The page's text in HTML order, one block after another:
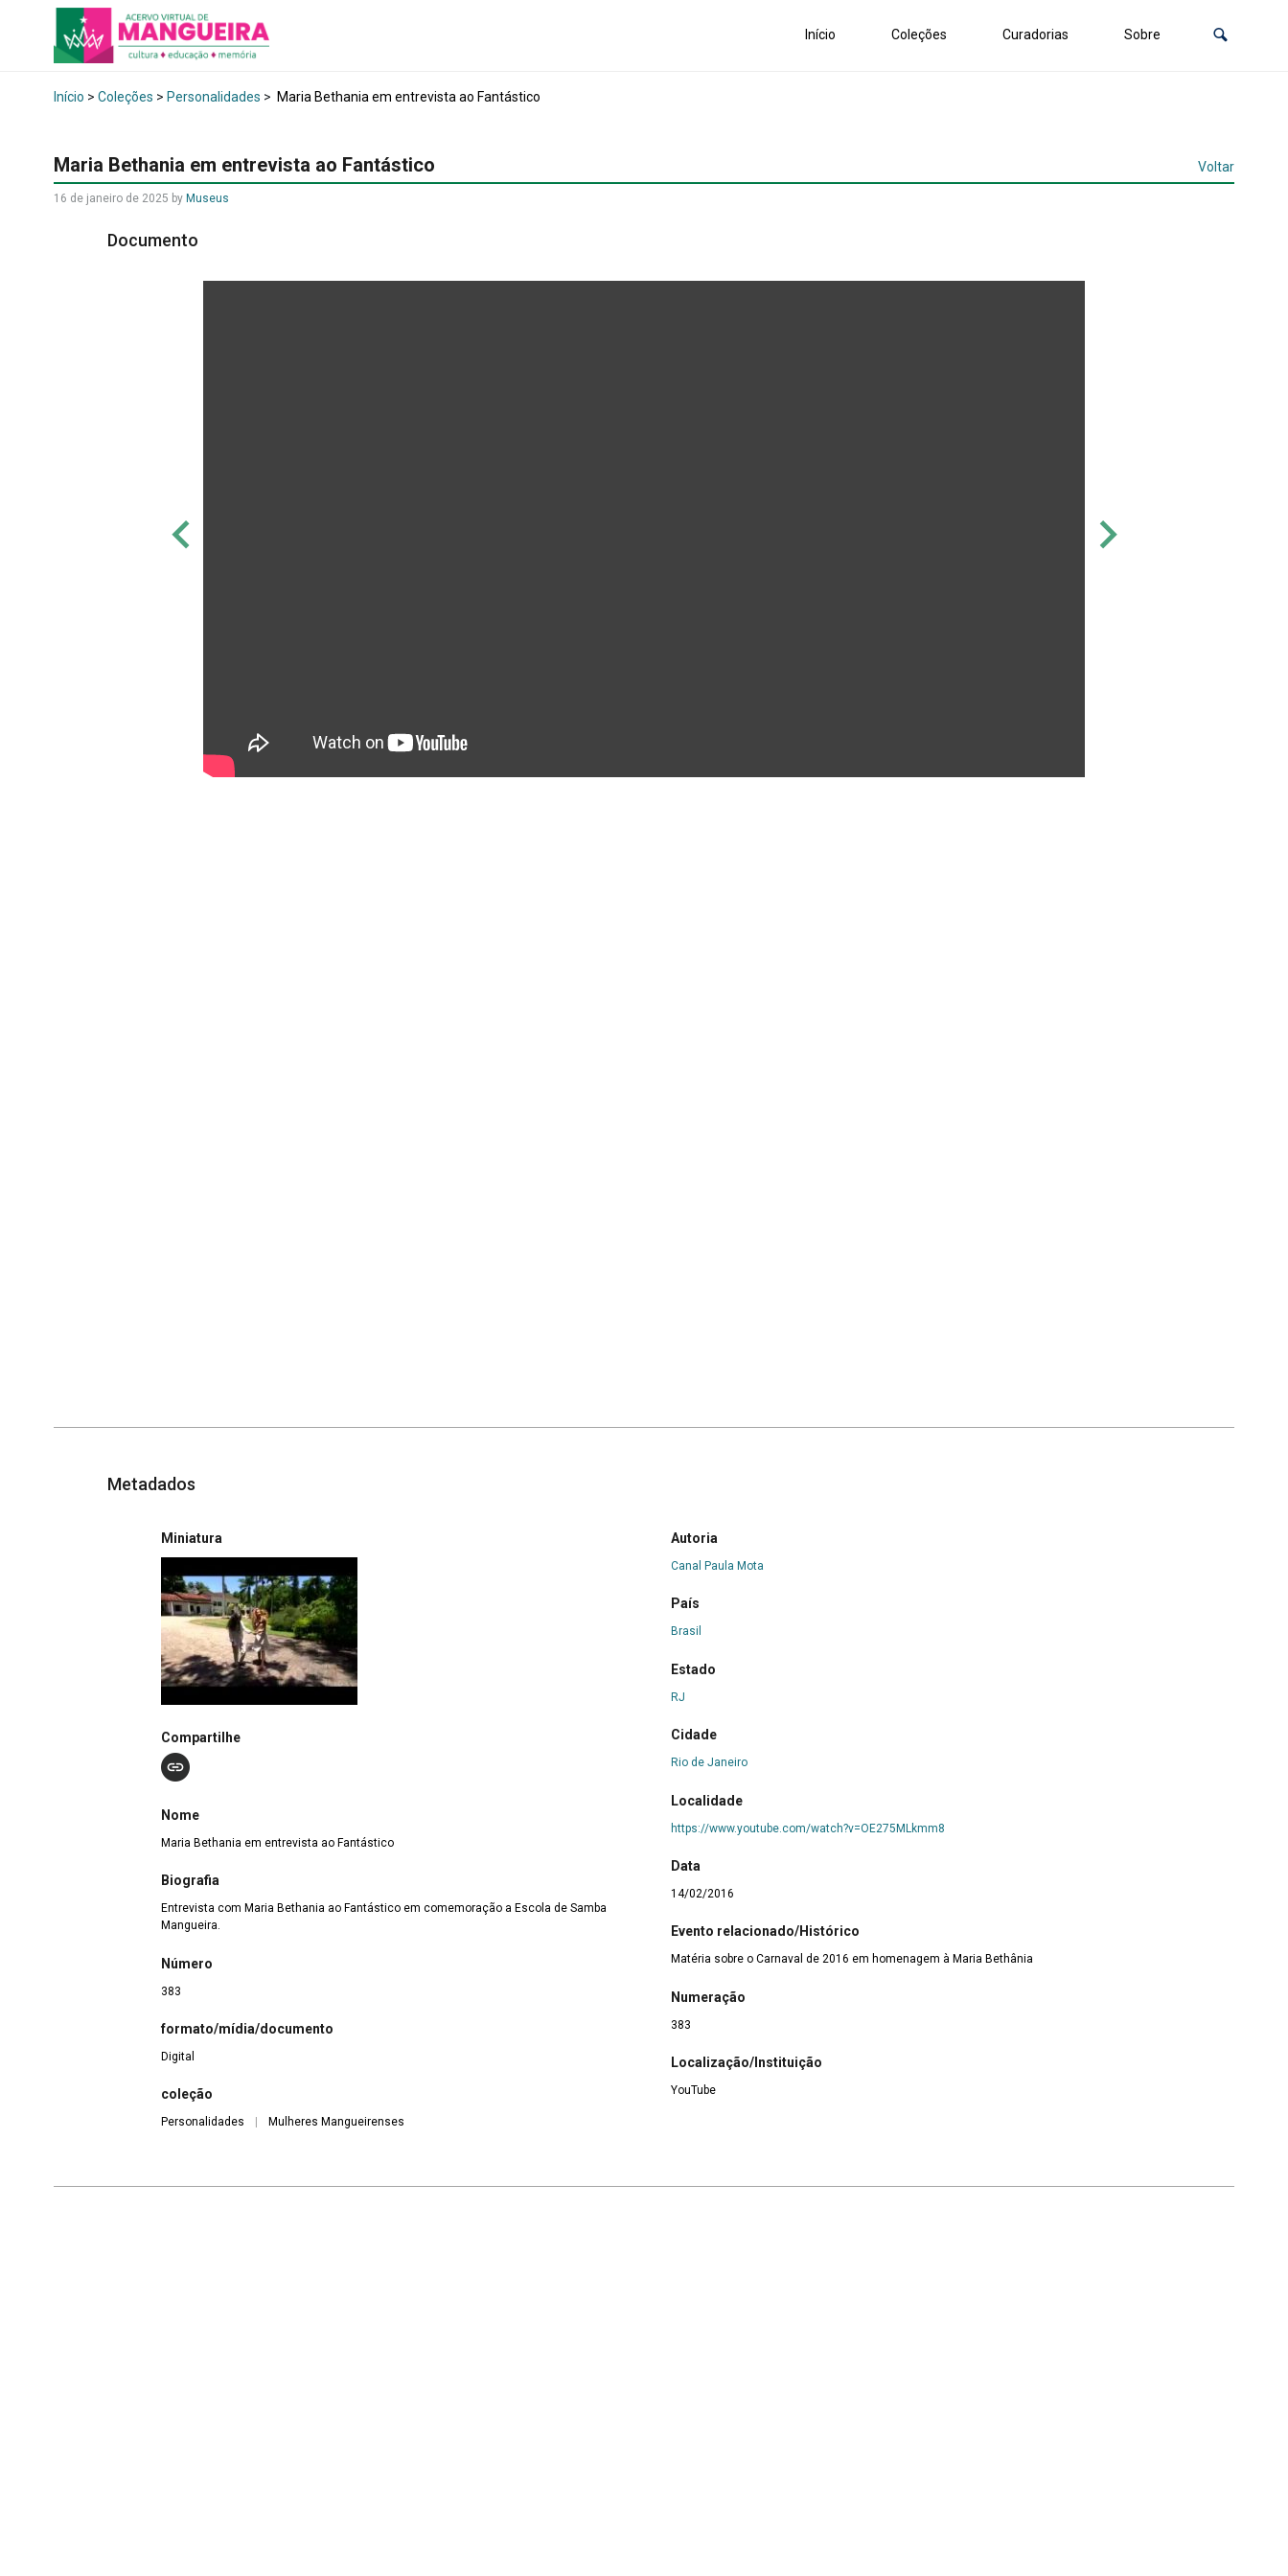
Início Coleções Curadorias Sobre
Início > Coleções > Personalidades > Maria Bethania em entrevista ao Fantástico
Maria Bethania em entrevista ao Fantástico Voltar
16 de janeiro de 2025 by Museus
Documento
Metadados
Miniatura
Compartilhe
Nome
Maria Bethania em entrevista ao Fantástico
Biografia
Entrevista com Maria Bethania ao Fantástico em comemoração a Escola de Samba
Mangueira.
Número
383
formato/mídia/documento
Digital
coleção
Personalidades Mulheres Mangueirenses
Autoria
Canal Paula Mota
País
Brasil
Estado
RJ
Cidade
Rio de Janeiro
Localidade
https://www.youtube.com/watch?v=OE275MLkmm8
Data
14/02/2016
Evento relacionado/Histórico
Matéria sobre o Carnaval de 2016 em homenagem à Maria Bethânia
Numeração
383
Localização/Instituição
YouTube